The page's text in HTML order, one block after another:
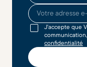
O seu endereço
J'accepte que
confidentialité